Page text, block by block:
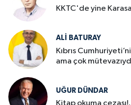
KKTC'de yine
ALI BATURAY
Kıbrıs
ama çok
UĞUR DÜNDAR
Kitap okuma